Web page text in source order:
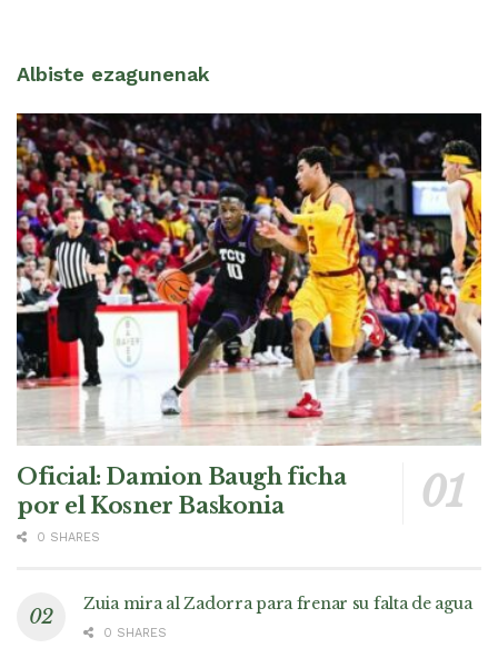
Albiste ezagunenak
Oficial: Damion Baugh ficha
por el Kosner Baskonia
0 SHARES
Zuia mira al Zadorra para frenar su falta de agua
0 SHARES